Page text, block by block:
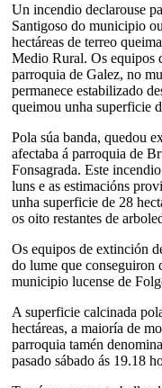
Un incendio declarouse
Santigoso do municipio
hectáreas de terreo
Medio Rural. Os equipos
parroquia de Galez, no
permanece estabilizado
queimou unha superficie
Pola súa banda, quedou
afectaba á parroquia de
Fonsagrada. Este
luns e as estimacións
unha superficie de 28
os oito restantes de
Os equipos de extinción
do lume que conseguiron
municipio lucense de
A superficie calcinada
hectáreas, a maioría de
parroquia tamén
pasado sábado ás 19.18